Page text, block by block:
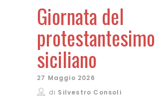
Giornata del
protestantesimo
siciliano
27 Maggio 2026
di Silvestro Consoli